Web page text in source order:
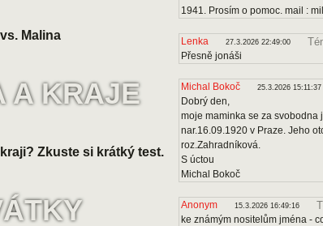
Malina
A KRAJE
Zkuste si krátký test.
1941. Prosím o pomoc. mail :
Lenka 27.3.2026 22:49:00
Přesně jonáši
Michal Bokoč 25.3.2026 15:11:37
Dobrý den,
moje maminka se za
nar.16.09.1920 v Praze. Jeho
roz.Zahradníková.
S úctou
Michal Bokoč
Anonym 15.3.2026 16:49:16
ke známým nositelům jména -